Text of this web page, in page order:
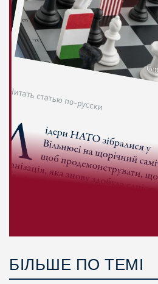
БІЛЬШЕ ПО ТЕМІ